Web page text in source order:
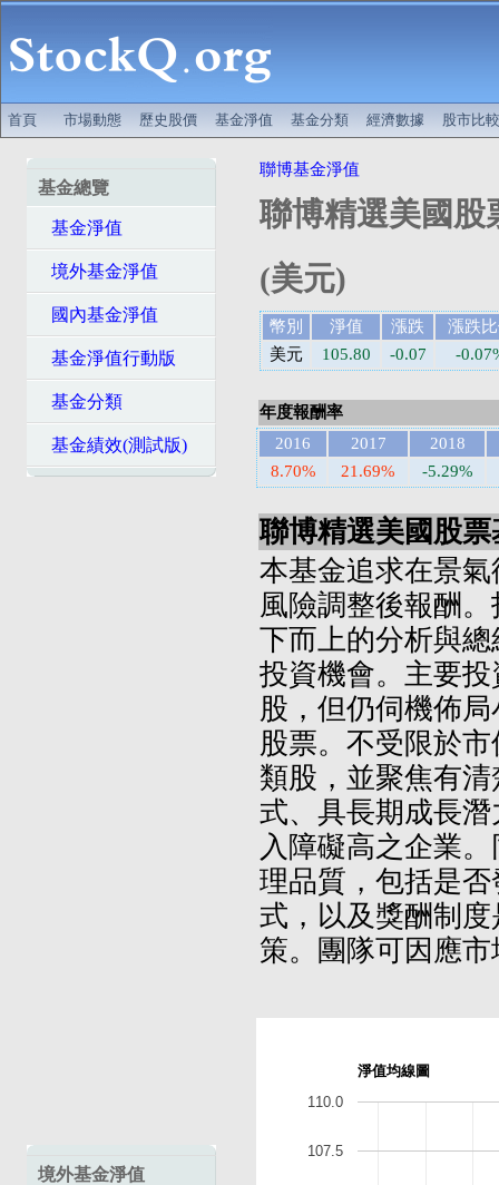
首頁 市場動態 歷史股價 基金淨值 基金分類 經濟數據 股市比較
基金總覽
基金淨值
境外基金淨值
國內基金淨值
基金淨值行動版
基金分類
基金績效(測試版)
境外基金淨值
聯博基金淨值
聯博精選美國股
(美元)
幣別 淨值 漲跌
漲跌
美元
105.80 -0.07 -
年度報酬率
2016
2017
2018
8.70%
21.69% -5.29%
聯博精選美國股
本基金追求在景
風險調整後報酬
下而上的分析與
投資機會。主要
股，但仍伺機佈
股票。不受限於
類股，並聚焦有
式、具長期成長
入障礙高之企業
理品質，包括是
式，以及獎酬制
策。團隊可因應
淨值均線圖
107.5
110.0